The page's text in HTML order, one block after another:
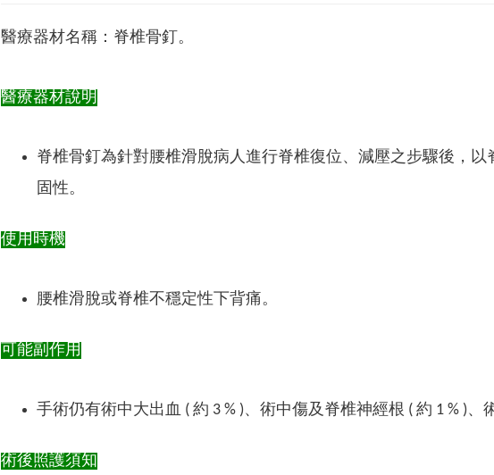
醫療器材名稱：脊椎骨釘。
醫療器材說明
脊椎骨釘為針對腰椎滑脫病人進行脊椎復位、減壓之步驟後，
固性。
使用時機
腰椎滑脫或脊椎不穩定性下背痛。
可能副作用
手術仍有術中大出血 ( 約 3 % )、術中傷及脊椎神經根 ( 約 1 % )
術後照護須知